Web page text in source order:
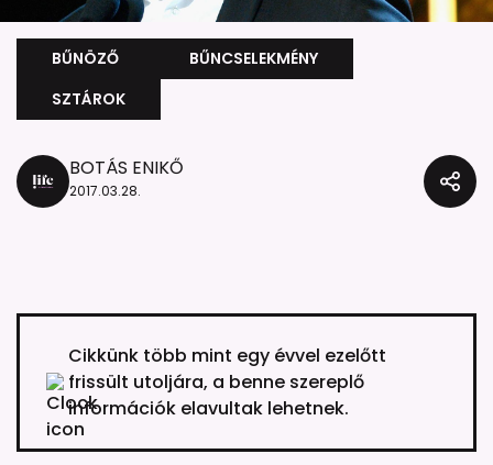
BŰNÖZŐ
BŰNCSELEKMÉNY
SZTÁROK
BOTÁS ENIKŐ
2017.03.28.
Cikkünk több mint egy évvel ezelőtt
frissült utoljára, a benne szereplő
információk elavultak lehetnek.